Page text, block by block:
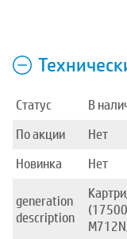
Статус
В
По акции
Нет
Новинка
Нет
generation
description